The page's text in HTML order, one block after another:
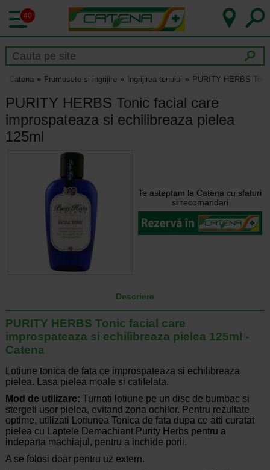
40
Catena Frumusete si ingrijire Ingrijirea tenului PURITY HERBS
PURITY HERBS Tonic facial care
improspateaza si echilibreaza pielea
125ml
Te asteptam la Catena cu sfaturi
si recomandari
Descriere
PURITY HERBS Tonic facial care
improspateaza si echilibreaza pielea 125ml -
Catena
Lotiune tonica de fata ce improspateaza si echilibreaza
pielea. Lasa pielea moale si catifelata.
Mod de utilizare: Turnati lotiune pe un disc de bumbac si
stergeti usor pielea, evitand zona ochilor. Pentru rezultate
optime, utilizati Lotiunea Tonica de fata dupa ce atti curatat
pielea cu Laptele Demachiant Purity Herbs pentru a
indeparta machiajul, pentru a inchide porii.
A se folosi doar pentru uz extern.